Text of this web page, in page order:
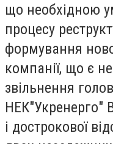
що необхідною
процесу
формування
компанії, що є
звільнення
НЕК"Укренерго"
і дострокової